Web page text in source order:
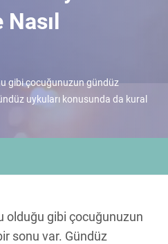
gibi çocuğunuzun gündüz
uykuları konusunda da kural
olduğu gibi çocuğunuzun
sonu var. Gündüz